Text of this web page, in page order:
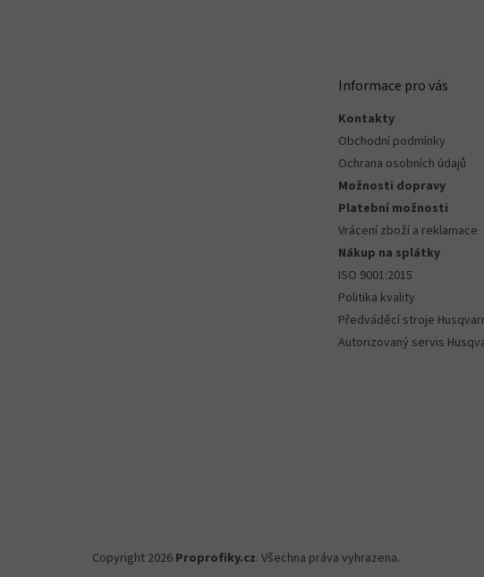
Informace pro vás
Kontakty
Obchodní podmínky
Ochrana osobních údajů
Možnosti dopravy
Platební možnosti
Vrácení zboží a reklamace
Nákup na splátky
ISO 9001:2015
Politika kvality
Předváděcí stroje
Autorizovaný servis
Copyright 2026 Proprofiky.cz. Všechna práva vyhrazena.